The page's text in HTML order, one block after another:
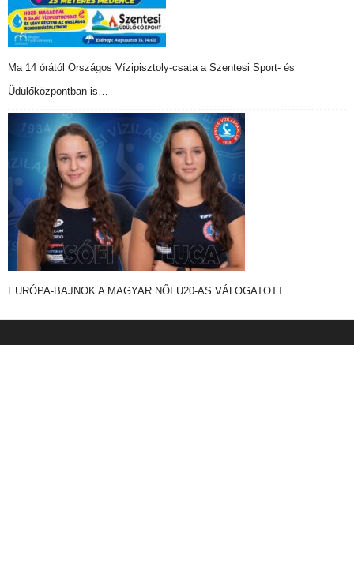
Ma 14 órától Országos Vízipisztoly-csata a Szentesi Sport- és
Üdülőközpontban is…
EURÓPA-BAJNOK A MAGYAR NŐI U20-AS VÁLOGATOTT…